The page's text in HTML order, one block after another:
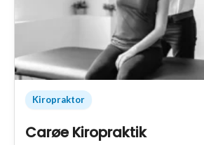
Kiropraktor
Carøe Kiropraktik